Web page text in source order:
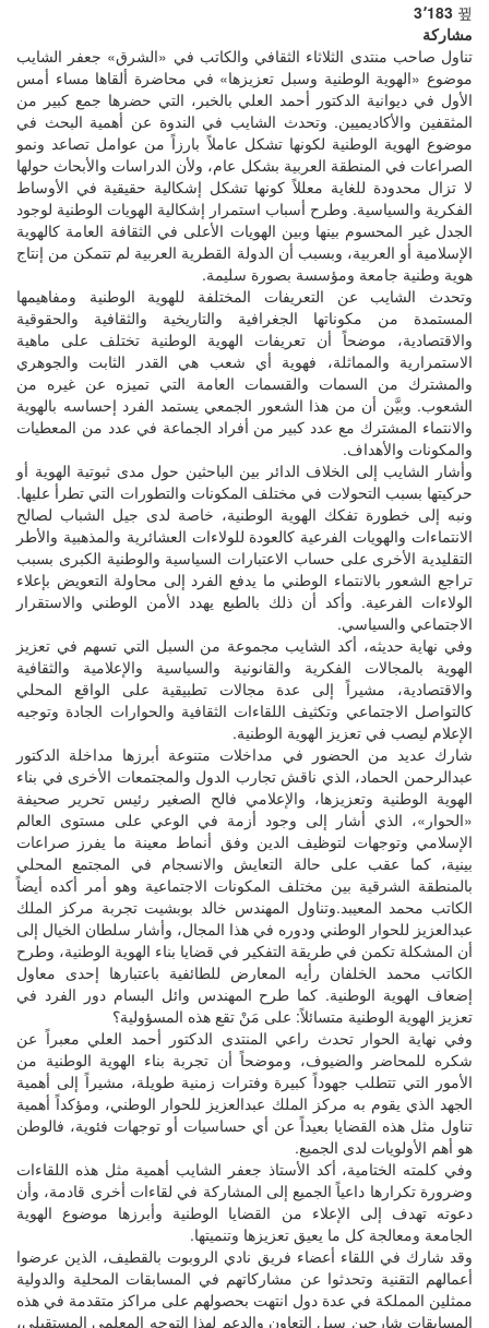
3٬183
مشاركة
تناول صاحب منتدى الثلاثاء الثقافي والكاتب في «الشرق» جعفر الشايب
موضوع «الهوية الوطنية وسبل تعزيزها» في محاضرة ألقاها مساء أمس
الأول في ديوانية الدكتور أحمد العلي بالخبر، التي حضرها جمع كبير من
المثقفين والأكاديميين. وتحدث الشايب في الندوة عن أهمية البحث في
موضوع الهوية الوطنية لكونها تشكل عاملاً بارزاً من عوامل تصاعد ونمو
الصراعات في المنطقة العربية بشكل عام، ولأن الدراسات والأبحاث حولها
لا تزال محدودة للغاية معللاً كونها تشكل إشكالية حقيقية في الأوساط
الفكرية والسياسية. وطرح أسباب استمرار إشكالية الهويات الوطنية لوجود
الجدل غير المحسوم بينها وبين الهويات الأعلى في الثقافة العامة كالهوية
الإسلامية أو العربية، وبسبب أن الدولة القطرية العربية لم تتمكن من إنتاج
هوية وطنية جامعة ومؤسسة بصورة سليمة.
وتحدث الشايب عن التعريفات المختلفة للهوية الوطنية ومفاهيمها
المستمدة من مكوناتها الجغرافية والتاريخية والثقافية والحقوقية
والاقتصادية، موضحاً أن تعريفات الهوية الوطنية تختلف على ماهية
الاستمرارية والمماثلة، فهوية أي شعب هي القدر الثابت والجوهري
والمشترك من السمات والقسمات العامة التي تميزه عن غيره من
الشعوب. وبيَّن أن من هذا الشعور الجمعي يستمد الفرد إحساسه بالهوية
والانتماء المشترك مع عدد كبير من أفراد الجماعة في عدد من المعطيات
والمكونات والأهداف.
وأشار الشايب إلى الخلاف الدائر بين الباحثين حول مدى ثبوتية الهوية أو
حركيتها بسبب التحولات في مختلف المكونات والتطورات التي تطرأ عليها.
ونبه إلى خطورة تفكك الهوية الوطنية، خاصة لدى جيل الشباب لصالح
الانتماءات والهويات الفرعية كالعودة للولاءات العشائرية والمذهبية والأطر
التقليدية الأخرى على حساب الاعتبارات السياسية والوطنية الكبرى بسبب
تراجع الشعور بالانتماء الوطني ما يدفع الفرد إلى محاولة التعويض بإعلاء
الولاءات الفرعية. وأكد أن ذلك بالطبع يهدد الأمن الوطني والاستقرار
الاجتماعي والسياسي.
وفي نهاية حديثه، أكد الشايب مجموعة من السبل التي تسهم في تعزيز
الهوية بالمجالات الفكرية والقانونية والسياسية والإعلامية والثقافية
والاقتصادية، مشيراً إلى عدة مجالات تطبيقية على الواقع المحلي
كالتواصل الاجتماعي وتكثيف اللقاءات الثقافية والحوارات الجادة وتوجيه
الإعلام ليصب في تعزيز الهوية الوطنية.
شارك عديد من الحضور في مداخلات متنوعة أبرزها مداخلة الدكتور
عبدالرحمن الحماد، الذي ناقش تجارب الدول والمجتمعات الأخرى في بناء
الهوية الوطنية وتعزيزها، والإعلامي فالح الصغير رئيس تحرير صحيفة
«الحوار»، الذي أشار إلى وجود أزمة في الوعي على مستوى العالم
الإسلامي وتوجهات لتوظيف الدين وفق أنماط معينة ما يفرز صراعات
بينية، كما عقب على حالة التعايش والانسجام في المجتمع المحلي
بالمنطقة الشرقية بين مختلف المكونات الاجتماعية وهو أمر أكده أيضاً
الكاتب محمد المعيبد.وتناول المهندس خالد بوبشيت تجربة مركز الملك
عبدالعزيز للحوار الوطني ودوره في هذا المجال، وأشار سلطان الخيال إلى
أن المشكلة تكمن في طريقة التفكير في قضايا بناء الهوية الوطنية، وطرح
الكاتب محمد الخلفان رأيه المعارض للطائفية باعتبارها إحدى معاول
إضعاف الهوية الوطنية. كما طرح المهندس وائل البسام دور الفرد في
تعزيز الهوية الوطنية متسائلاً: على مَنْ تقع هذه المسؤولية؟
وفي نهاية الحوار تحدث راعي المنتدى الدكتور أحمد العلي معبراً عن
شكره للمحاضر والضيوف، وموضحاً أن تجربة بناء الهوية الوطنية من
الأمور التي تتطلب جهوداً كبيرة وفترات زمنية طويلة، مشيراً إلى أهمية
الجهد الذي يقوم به مركز الملك عبدالعزيز للحوار الوطني، ومؤكداً أهمية
تناول مثل هذه القضايا بعيداً عن أي حساسيات أو توجهات فئوية، فالوطن
هو أهم الأولويات لدى الجميع.
وفي كلمته الختامية، أكد الأستاذ جعفر الشايب أهمية مثل هذه اللقاءات
وضرورة تكرارها داعياً الجميع إلى المشاركة في لقاءات أخرى قادمة، وأن
دعوته تهدف إلى الإعلاء من القضايا الوطنية وأبرزها موضوع الهوية
الجامعة ومعالجة كل ما يعيق تعزيزها وتنميتها.
وقد شارك في اللقاء أعضاء فريق نادي الروبوت بالقطيف، الذين عرضوا
أعمالهم التقنية وتحدثوا عن مشاركاتهم في المسابقات المحلية والدولية
ممثلين المملكة في عدة دول انتهت بحصولهم على مراكز متقدمة في هذه
المسابقات شارحين سبل التعاون والدعم لهذا التوجه المعلمي المستقبلي،